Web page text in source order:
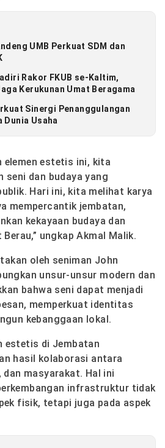
UMB Perkuat SDM dan
Rakor FKUB se-Kaltim,
Kerukunan Umat Beragama
Sinergi Penanggulangan
Dunia Usaha
elemen estetis ini, kita
seni dan budaya yang
Hari ini, kita melihat karya
mempercantik jembatan,
kekayaan budaya dan
ungkap Akmal Malik.
oleh seniman John
unsur-unsur modern dan
bahwa seni dapat menjadi
memperkuat identitas
kebanggaan lokal.
estetis di Jembatan
hasil kolaborasi antara
dan masyarakat. Hal ini
infrastruktur tidak
fisik, tetapi juga pada aspek